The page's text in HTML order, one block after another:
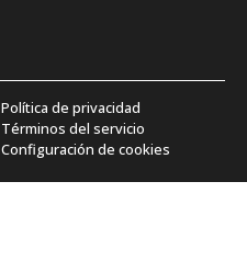
Política de privacidad
Términos del servicio
Configuración de cookies